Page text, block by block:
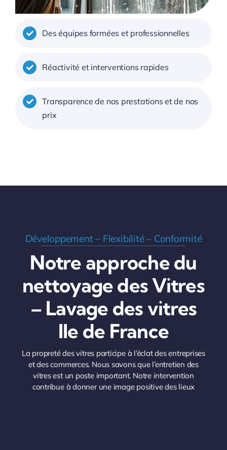
Des équipes formées et professionnelles
Réactivité et interventions rapides
Transparence de nos prestations et de nos
prix
Développement – Flexibilité – Conformité
Notre approche du
nettoyage des Vitres
– Lavage des vitres
Ile de France
La propreté des vitres participe à l’éclat des entreprises
et des commerces. Nous savons que l’entretien des
vitres est un poste important. Notre intervention
contribue à donner une image positive des lieux